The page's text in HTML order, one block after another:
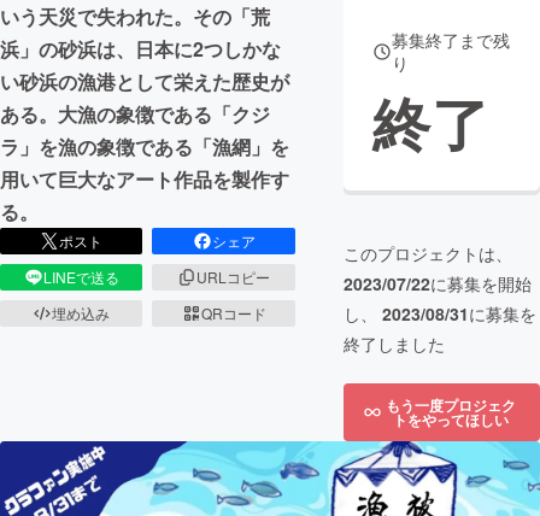
いう天災で失われた。その「荒
浜」の砂浜は、日本に2つしかな
い砂浜の漁港として栄えた歴史が
ある。大漁の象徴である「クジ
ラ」を漁の象徴である「漁網」を
用いて巨大なアート作品を製作す
る。
ポスト
シェア
LINEで送る
URLコピー
埋め込み
QRコード
募集終了まで残
り
終了
このプロジェクトは、
2023/07/22に募集を開始
し、 2023/08/31に募集を
終了しました
もう一度プロジェク
トをやってほしい